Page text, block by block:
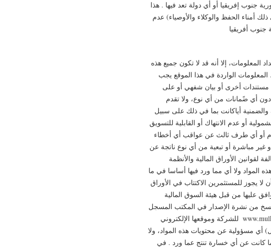
جنوب إفريقيا أو أي دولة تعد فيها . هذا
أمناء الحفظ والوكلاء والأوصياء) عدم
إلا أنه قد لا تكون جميع هذه
الواردة في هذا الموقع يجب
مستندات أخرى أو بيان شفهي أو على
دون أي ضًمانات من أي نوع، ولا تقدم
أياكانت بما في ذلك على سبيل
أو عدم الانتهاك أو القابلية للتسويق
أو أي طرف ثالث عن عواقب أي أخطاء
مباشرة أو تبعية من أي نوع ناتجة عن
الأوراق المالية والأنظمة
المواد ولا أي مما ورد فيها أساسا في ما
يجوز للمستثمرين الاكتتاب في الأوراق
عليها من قبل هيئة السوق المالية
نسخ من نشرة الإصدار في المكتب المسجل
للشركة وموقعها الإلكتروني www.mulkia.com.saلا تشكل هذه المواد وثيقة طرح لأغراض قواعد طرح الأوراق المالية والالتزامات
أي مسؤولية عن محتويات هذه المواد، ولا
كانت عن أي خسارة تنتج عما ورد . في